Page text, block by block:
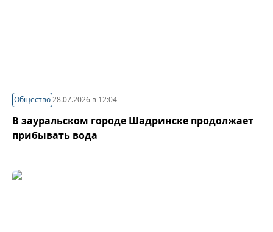
Общество28.07.2026 в 12:04
В зауральском городе Шадринске продолжает
прибывать вода